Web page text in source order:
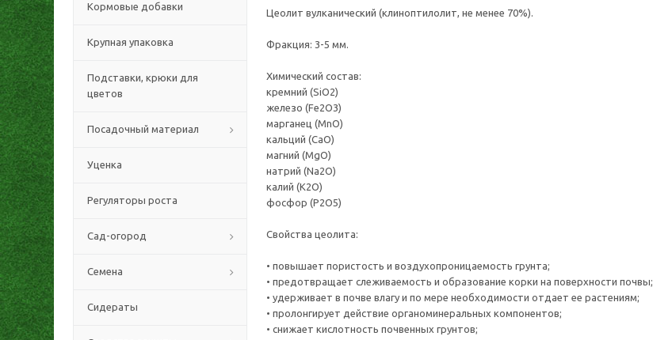
Кормовые добавки
Крупная упаковка
Подставки, крюки для
цветов
Посадочный материал
Уценка
Регуляторы роста
Сад-огород
Семена
Сидераты
Цеолит вулканический (клиноптилолит, не менее 70%).
Фракция: 3-5 мм.
Химический состав:
кремний (SiО2)
железо (Fе2О3)
марганец (МnО)
кальций (СаО)
магний (МgО)
натрий (Nа2О)
калий (К2О)
фосфор (Р2О5)
Свойства цеолита:
• повышает пористость и воздухопроницаемость грунта;
• предотвращает слеживаемость и образование корки на поверхности почвы;
• удерживает в почве влагу и по мере необходимости отдает ее растениям;
• пролонгирует действие органоминеральных компонентов;
• снижает кислотность почвенных грунтов;